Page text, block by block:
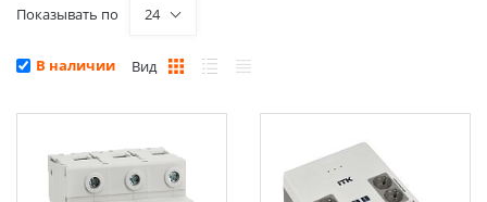
Показывать по 24
В наличии Вид